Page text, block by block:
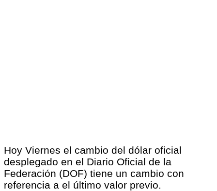
Hoy Viernes el cambio del dólar oficial
desplegado en el Diario Oficial de la
Federación (DOF) tiene un cambio con
referencia a el último valor previo.